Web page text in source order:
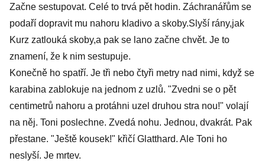
Začne sestupovat. Celé to trvá pět hodin. Záchranářům se
podaří dopravit mu nahoru kladivo a skoby.Slyší rány,jak
Kurz zatlouká skoby,a pak se lano začne chvět. Je to
znamení, že k nim sestupuje.
Konečně ho spatří. Je tři nebo čtyři metry nad nimi, když se
karabina zablokuje na jednom z uzlů. "Zvedni se o pět
centimetrů nahoru a protáhni uzel druhou stra nou!" volají
na něj. Toni poslechne. Zvedá nohu. Jednou, dvakrát. Pak
přestane. "Ještě kousek!" křičí Glatthard. Ale Toni ho
neslyší. Je mrtev.